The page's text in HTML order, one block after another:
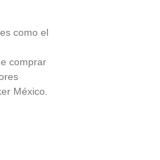
como el
comprar
México.